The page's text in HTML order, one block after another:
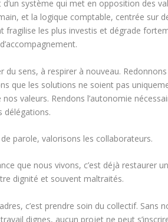
d’un système qui met en opposition des
et la logique comptable, centrée sur
fragilise les plus investis et dégrade
du sens, à respirer à nouveau.
que les solutions ne soient pas
valeurs. Rendons l’autonomie
délégations.
parole, valorisons les collaborateurs.
que nous vivons, c’est déjà restaurer
dignité et souvent maltraités.
c’est prendre soin du collectif. Sans
dignes, aucun projet ne peut